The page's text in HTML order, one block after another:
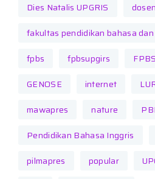
Dies Natalis UPGRIS
dosen
fakultas pendidikan bahasa
fpbs
fpbsupgirs
GENOSE
internet
mawapres
nature
PBI
Pendidikan Bahasa Inggris
pilmapres
popular